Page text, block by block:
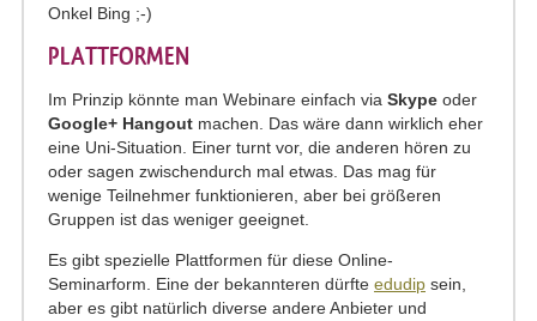
Onkel Bing ;-)
PLATTFORMEN
Im Prinzip könnte man Webinare einfach via Skype oder
Google+ Hangout machen. Das wäre dann wirklich eher
eine Uni-Situation. Einer turnt vor, die anderen hören zu
oder sagen zwischendurch mal etwas. Das mag für
wenige Teilnehmer funktionieren, aber bei größeren
Gruppen ist das weniger geeignet.
Es gibt spezielle Plattformen für diese Online-
Seminarform. Eine der bekannteren dürfte edudip sein,
aber es gibt natürlich diverse andere Anbieter und